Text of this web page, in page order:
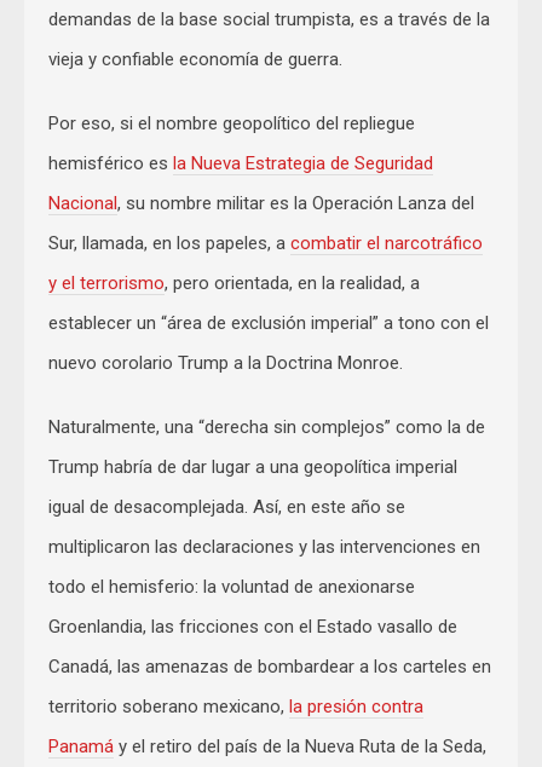
demandas de la base social trumpista, es a través de la
vieja y confiable economía de guerra.
Por eso, si el nombre geopolítico del repliegue
hemisférico es la Nueva Estrategia de Seguridad
Nacional, su nombre militar es la Operación Lanza del
Sur, llamada, en los papeles, a combatir el narcotráfico
y el terrorismo, pero orientada, en la realidad, a
establecer un “área de exclusión imperial” a tono con el
nuevo corolario Trump a la Doctrina Monroe.
Naturalmente, una “derecha sin complejos” como la de
Trump habría de dar lugar a una geopolítica imperial
igual de desacomplejada. Así, en este año se
multiplicaron las declaraciones y las intervenciones en
todo el hemisferio: la voluntad de anexionarse
Groenlandia, las fricciones con el Estado vasallo de
Canadá, las amenazas de bombardear a los carteles en
territorio soberano mexicano, la presión contra
Panamá y el retiro del país de la Nueva Ruta de la Seda,